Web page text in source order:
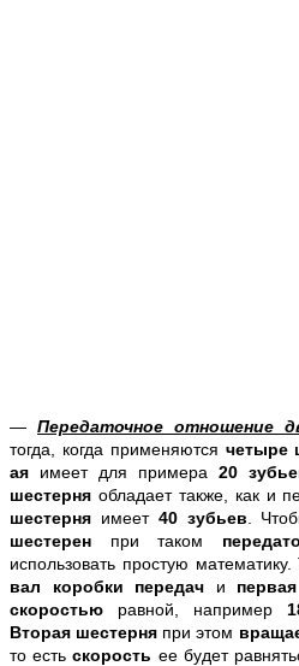
— Передаточное отношение
тогда, когда применяются четыре
ая имеет для примера 20
шестерня обладает также, как и
шестерня имеет 40 зубьев .
шестерен при таком
использовать простую
вал коробки передач и
скоростью равной, например
Вторая шестерня при этом
то естьскорость ее будет